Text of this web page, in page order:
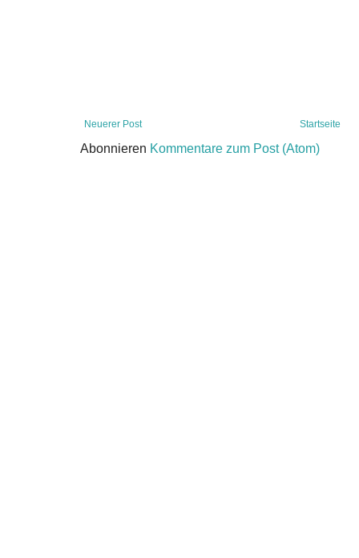
Neuerer Post Startseite
Abonnieren Kommentare zum Post (Atom)